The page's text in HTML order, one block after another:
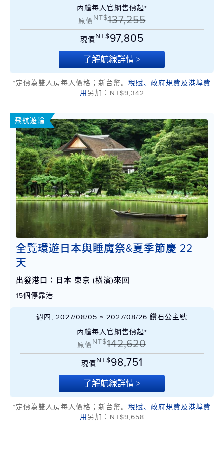
內艙每人官網售價起*
原價NT$137,255
現價NT$97,805
了解航線詳情 >
*定價為雙人房每人價格；新台幣。 稅賦、政府規費及港埠費
用 另加：NT$9,342
飛航遊輪
全覽環遊日本與睡魔祭&夏季節慶 22
天
出發港口：日本 東京 (橫濱)來回
15個停靠港
週四, 2027/08/05 ~ 2027/08/26 鑽石公主號
內艙每人官網售價起*
原價NT$142,620
現價NT$98,751
了解航線詳情 >
*定價為雙人房每人價格；新台幣。 稅賦、政府規費及港埠費
用 另加：NT$9,658